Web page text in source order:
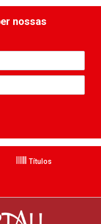
nossas
Títulos